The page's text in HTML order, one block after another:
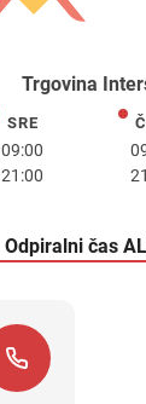
Trgovina
SREsreda
09:00
21:00
Odpiralni čas